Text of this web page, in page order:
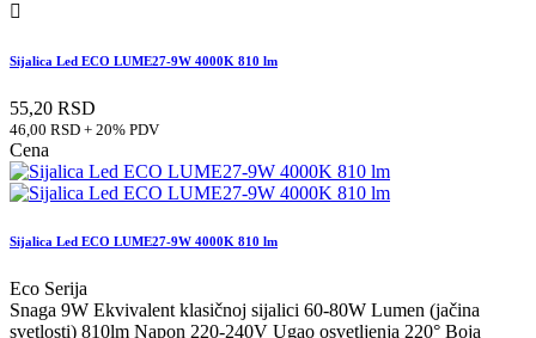

Sijalica Led ECO LUME27-9W 4000K 810 lm
55,20 RSD
46,00 RSD + 20% PDV
Cena
Sijalica Led ECO LUME27-9W 4000K 810 lm
Eco Serija
Snaga 9W Ekvivalent klasičnoj sijalici 60-80W Lumen (jačina
svetlosti) 810lm Napon 220-240V Ugao osvetljenja 220° Boja